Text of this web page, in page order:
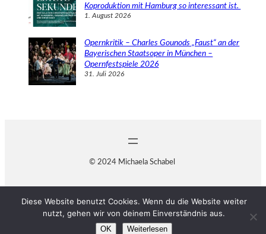
Koproduktion mit Hamburg so interessant ist.
1. August 2026
Opernkritik – Charles Gounods „Faust“ an der
Bayerischen Staatsoper in München –
Opernfestspiele 2026
31. Juli 2026
© 2024 Michaela Schabel
Diese Website benutzt Cookies. Wenn du die Website weiter
nutzt, gehen wir von deinem Einverständnis aus.
OK Weiterlesen